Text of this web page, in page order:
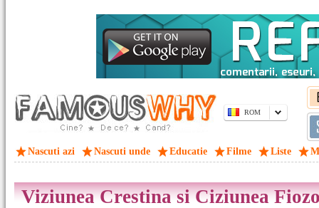
ROM
Nascuti azi Nascuti unde Educatie Filme Liste
Viziunea Crestina si Ciziunea